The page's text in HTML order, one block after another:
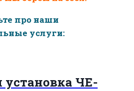
про наши
услуги:
установка ЧЕ-